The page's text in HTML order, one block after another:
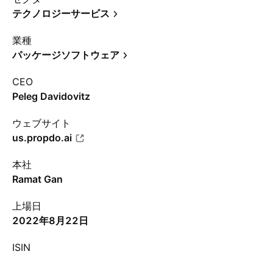
テクノロジーサービス
業種
パッケージソフトウェア
CEO
Peleg Davidovitz
ウェブサイト
us.propdo.ai
本社
Ramat Gan
上場日
2022年8月22日
ISIN